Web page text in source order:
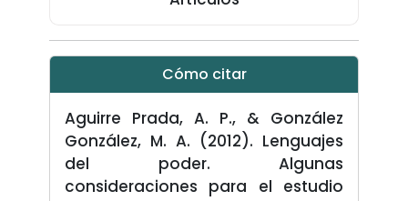
Cómo citar
Aguirre Prada, A. P., & González
González, M. A. (2012). Lenguajes
del poder. Algunas
consideraciones para el estudio